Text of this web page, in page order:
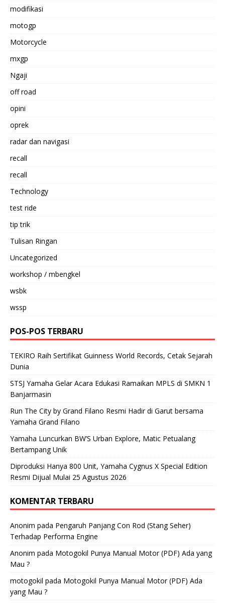
modifikasi
motogp
Motorcycle
mxgp
Ngaji
off road
opini
oprek
radar dan navigasi
recall
recall
Technology
test ride
tip trik
Tulisan Ringan
Uncategorized
workshop / mbengkel
wsbk
wssp
POS-POS TERBARU
TEKIRO Raih Sertifikat Guinness World Records, Cetak Sejarah
Dunia
STSJ Yamaha Gelar Acara Edukasi Ramaikan MPLS di SMKN 1
Banjarmasin
Run The City by Grand Filano Resmi Hadir di Garut bersama
Yamaha Grand Filano
Yamaha Luncurkan BW’S Urban Explore, Matic Petualang
Bertampang Unik
Diproduksi Hanya 800 Unit, Yamaha Cygnus X Special Edition
Resmi Dijual Mulai 25 Agustus 2026
KOMENTAR TERBARU
Anonim pada Pengaruh Panjang Con Rod (Stang Seher)
Terhadap Performa Engine
Anonim pada Motogokil Punya Manual Motor (PDF) Ada yang
Mau ?
motogokil pada Motogokil Punya Manual Motor (PDF) Ada
yang Mau ?